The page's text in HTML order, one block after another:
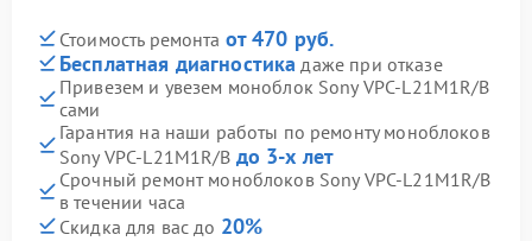
Стоимость ремонта от 470 руб.
Бесплатная диагностика даже при отказе
Привезем и увезем моноблок Sony VPC-L21M1R/B
сами
Гарантия на наши работы по ремонту моноблоков
Sony VPC-L21M1R/B до 3-х лет
Срочный ремонт моноблоков Sony VPC-L21M1R/B
в течении часа
Скидка для вас до 20%